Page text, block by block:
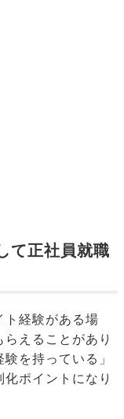
て正社員就職
ト経験がある場
えることがあり
を持っている」
ポイントになり